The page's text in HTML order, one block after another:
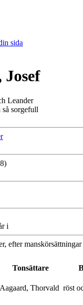
sida
Josef
Leander
sorgefull
i
efter
Tonsättare
Aagaard, Thorvald röst